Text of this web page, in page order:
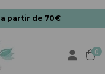
partir de 70€
0